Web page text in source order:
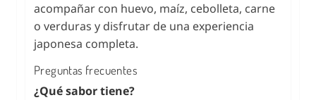
acompañar con huevo, maíz, cebolleta, carne
o verduras y disfrutar de una experiencia
japonesa completa.
Preguntas frecuentes
¿Qué sabor tiene?